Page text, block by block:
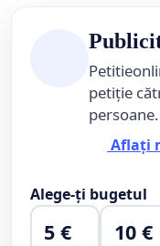
petiție
persoane.
Aflați
Alege-ți bugetul
5 € 10 €